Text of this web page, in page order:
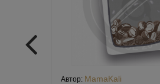
Автор: MamaKali